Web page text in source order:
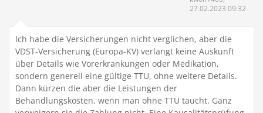
27.02.2023 09:32
Ich habe die Versicherungen nicht verglichen, aber die
VDST-Versicherung (Europa-KV) verlangt keine Auskunft
über Details wie Vorerkrankungen oder Medikation,
sondern generell eine gültige TTU, ohne weitere Details.
Dann kürzen die aber die Leistungen der
Behandlungskosten, wenn man ohne TTU taucht. Ganz